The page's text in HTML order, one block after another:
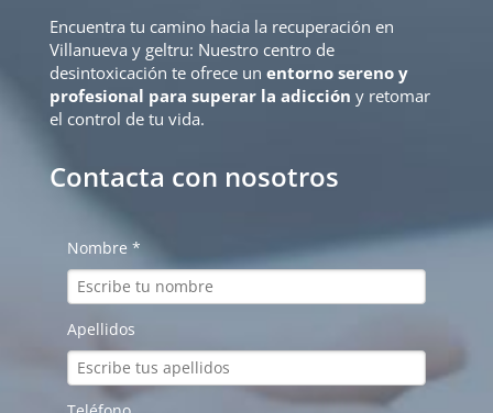
Encuentra tu camino hacia la recuperación en
Villanueva y geltru: Nuestro centro de
desintoxicación te ofrece un entorno sereno y
profesional para superar la adicción y retomar
el control de tu vida.
Contacta con nosotros